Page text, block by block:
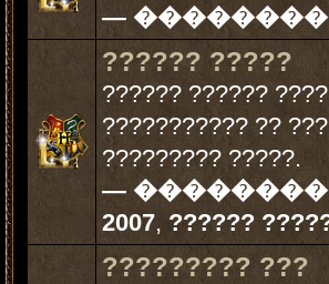
—
?????? ?????
?????? ??????
??????????? ??
????????? ?????.
—
2007, ??????
????????? ???